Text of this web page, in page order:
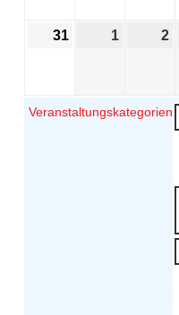
31 1 2
Veranstaltungskategorien